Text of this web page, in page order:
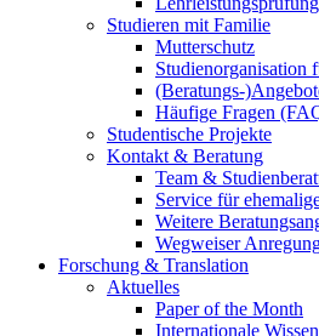
Studieren mit Familie
Mutterschutz
Studienorganisation
(Beratungs-
Häufige Fragen
Studentische Projekte
Kontakt & Beratung
Team &
Service für
Weitere
Wegweiser
Forschung & Translation
Aktuelles
Paper of the Month
Internationale